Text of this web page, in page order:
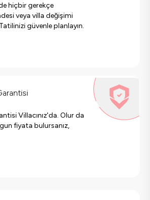
hiçbir gerekçe
veya villa değişimi
güvenle planlayın.
Villacınız'da. Olur da
fiyata bulursanız,